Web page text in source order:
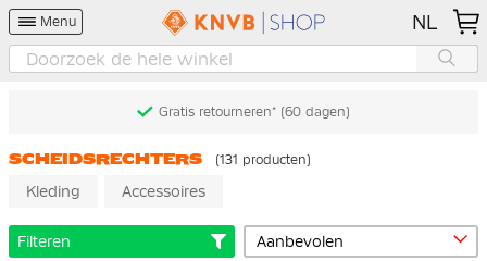
Menu NL
Gratis retourneren* (60 dagen)
SCHEIDSRECHTERS (131 producten)
Kleding Accessoires
Filteren